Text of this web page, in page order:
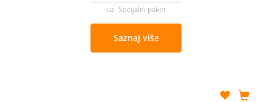
uz Socijalni paket
Saznaj više